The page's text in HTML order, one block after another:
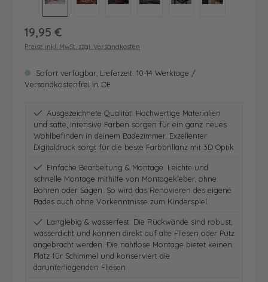
Regulärer Preis:
19,95 €
Preise inkl. MwSt. zzgl. Versandkosten
Sofort verfügbar, Lieferzeit: 10-14 Werktage /
Versandkostenfrei in DE
Ausgezeichnete Qualität: Hochwertige Materialien
und satte, intensive Farben sorgen für ein ganz neues
Wohlbefinden in deinem Badezimmer. Exzellenter
Digitaldruck sorgt für die beste Farbbrillanz mit 3D Optik
Einfache Bearbeitung & Montage: Leichte und
schnelle Montage mithilfe von Montagekleber, ohne
Bohren oder Sägen. So wird das Renovieren des eigene
Bades auch ohne Vorkenntnisse zum Kinderspiel.
Langlebig & wasserfest: Die Rückwände sind robust,
wasserdicht und können direkt auf alte Fliesen oder Putz
angebracht werden. Die nahtlose Montage bietet keinen
Platz für Schimmel und konserviert die
darunterliegenden Fliesen